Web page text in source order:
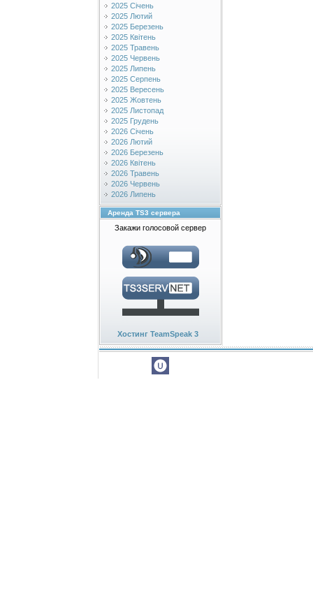
2025 Січень
2025 Лютий
2025 Березень
2025 Квітень
2025 Травень
2025 Червень
2025 Липень
2025 Серпень
2025 Вересень
2025 Жовтень
2025 Листопад
2025 Грудень
2026 Січень
2026 Лютий
2026 Березень
2026 Квітень
2026 Травень
2026 Червень
2026 Липень
Аренда TS3 сервера
Закажи голосовой сервер
Хостинг TeamSpeak 3